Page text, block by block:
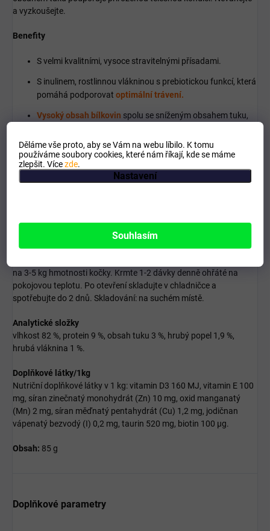
Děláme vše proto, aby se Vám na webu líbilo. K tomu
používáme soubory cookies, které nám říkají, kde se máme
zlepšit. Vícezde.
Nastavení
Souhlasím
a vyzkoušejte.
Benefity
S velmi kvalitními, vysoce stravitelnými přísadami.
S inulinem, rostlinnou vlákninou s prebiotickou funkcí, která
pomáhá podporovat optimální trávení.
Vysoký obsah bílkovin spolu se sníženým obsahem tuku,
Složení
Maso a výrobky živočišného původu (71,4 % ve filetkách), ryby a
vedlejší výrobky z ryb (11,6 % losos ve filetkách), bílkovinné
Individuální spotřeba Vaší kočky závisí na její tělesné váze, aktivitě
na 3-5 kg hmotnosti kočky. Krmte 1-2 dávky denně ohřáté na
pokojovou teplotu. Po otevření skladujte v chladničce a
spotřebujte do 2 dnů. Skladování: na suchém místě.
Analytické složky
vlhkost 82 %, protein 9 %, obsah tuku 3 %, hrubý popel 1,9 %,
hrubá vláknina 1 %.
Doplňkové látky/1kg
Nutriční doplňkové látky v 1 kg: vitamin D3 160 MJ, vitamin E 100
mg, síran zinečnatý monohydrát (Zn) 10 mg, oxid manganatý
(Mn) 2 mg, síran měďnatý pentahydrát (Cu) 1,2 mg, jodičnan
vápenatý bezvodý (I) 0,2 mg, taurin 520 mg, biotin 100 μg.
Obsah: 85 g
Doplňkové parametry